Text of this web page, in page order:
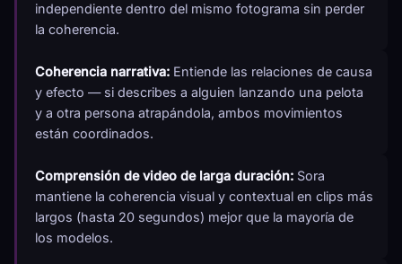
independiente dentro del mismo fotograma sin perder
la coherencia.
Coherencia narrativa: Entiende las relaciones de causa
y efecto — si describes a alguien lanzando una pelota
y a otra persona atrapándola, ambos movimientos
están coordinados.
Comprensión de video de larga duración: Sora
mantiene la coherencia visual y contextual en clips más
largos (hasta 20 segundos) mejor que la mayoría de
los modelos.